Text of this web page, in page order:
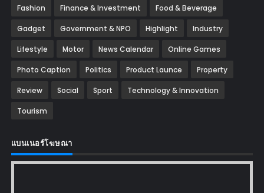
Fashion Finance & Investment Food & Beverage
Gadget Government & NPO Highlight Industry
Lifestyle Motor News Calendar Online Games
Photo Caption Politics Product Launce Property
Review Social Sport Technology & Innovation
Tourism
แบนเนอร์โฆษณา